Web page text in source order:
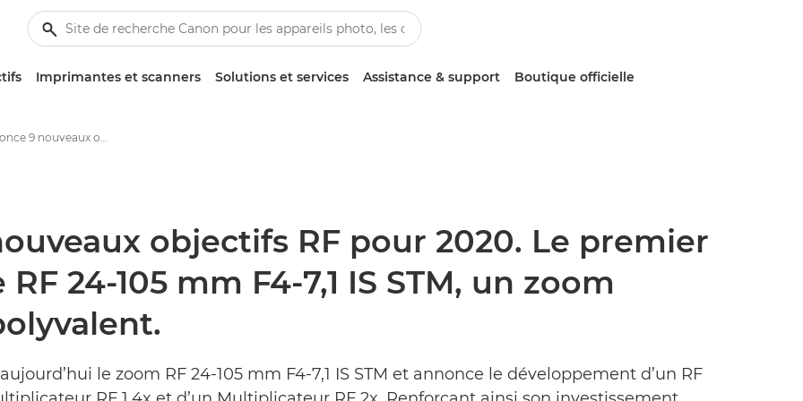
Imprimantes et scanners Solutions et services Assistance & support Boutique officielle
Canon annonce 9 nouveaux objectifs RF pour 2020. Le premier de cette série est le RF 24-105 mm F4-7,1 IS STM, un zoom compact, léger et polyvalent. - Centre de presse Canon
objectifs RF pour 2020. Le premier
24-105 mm F4-7,1 IS STM, un zoom
le zoom RF 24-105 mm F4-7,1 IS STM et annonce le développement d’un RF